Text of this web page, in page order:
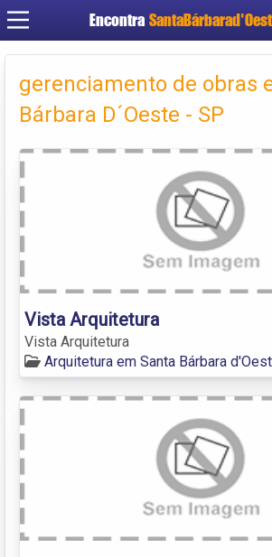
Encontra
Cadastrar
Criar conta
gerenciamento de obras
Bárbara D´Oeste - SP
Vista Arquitetura
Vista Arquitetura
Arquitetura em Santa Bárbara